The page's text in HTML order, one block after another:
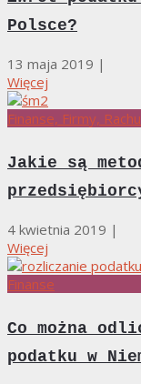
Polsce?
13 maja 2019 |
Więcej
Finanse, Firmy,
Jakie są
4 kwietnia 2019 |
Więcej
Finanse
Co można
podatku w